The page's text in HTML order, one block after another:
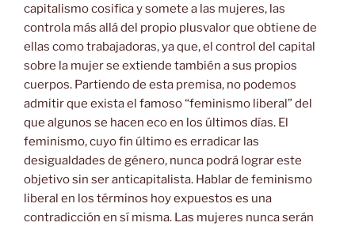
capitalismo cosifica y somete a las mujeres, las
controla más allá del propio plusvalor que obtiene de
ellas como trabajadoras, ya que, el control del capital
sobre la mujer se extiende también a sus propios
cuerpos. Partiendo de esta premisa, no podemos
admitir que exista el famoso “feminismo liberal” del
que algunos se hacen eco en los últimos días. El
feminismo, cuyo fin último es erradicar las
desigualdades de género, nunca podrá lograr este
objetivo sin ser anticapitalista. Hablar de feminismo
liberal en los términos hoy expuestos es una
contradicción en sí misma. Las mujeres nunca serán